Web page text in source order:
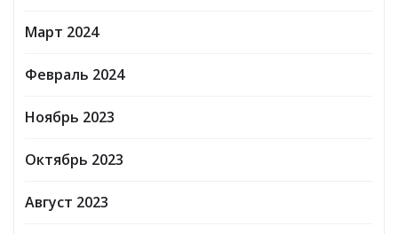
Март 2024
Февраль 2024
Ноябрь 2023
Октябрь 2023
Август 2023